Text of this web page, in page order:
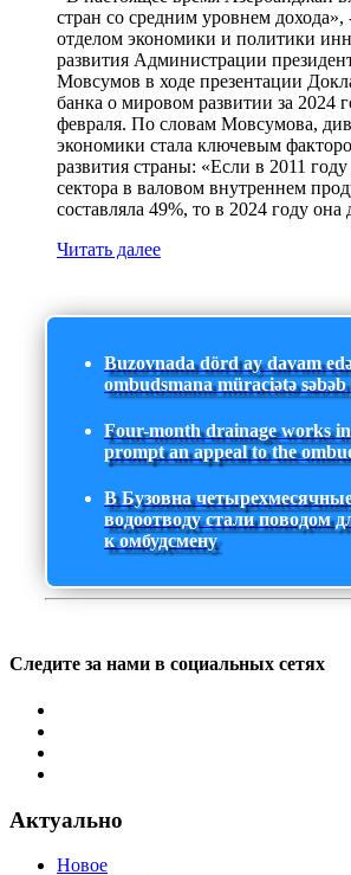
стран со средним уровнем
отделом экономики и политики
развития Администрации
Мовсумов в ходе презентации
банка о мировом развитии за 2024
февраля. По словам Мовсумова,
экономики стала ключевым
развития страны: «Если в 2011
сектора в валовом внутреннем
составляла 49%, то в 2024 году она
Читать далее
Buzovnada dörd ay davam
ombudsmana müraciətə
Four-month drainage works
prompt an appeal to the
В Бузовна
водоотводу стали поводом
к омбудсмену
Следите за нами в социальных сетях
Актуально
Новое